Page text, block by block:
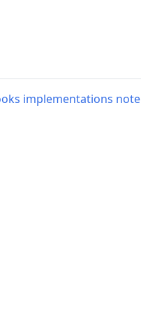
implementations note